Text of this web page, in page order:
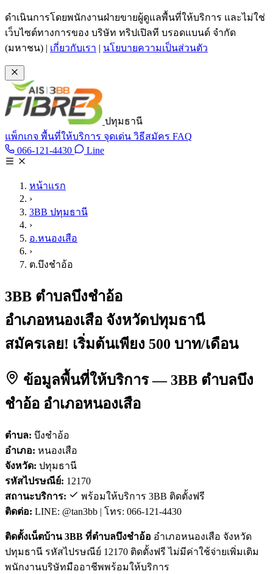
ข้ามไปเนื้อหาหลัก
ดำเนินการโดยพนักงานฝ่ายขายผู้ดูแลพื้นที่ให้บริการ และไม่ใช่
เว็บไซต์ทางการของ บริษัท ทริปเปิลที บรอดแบนด์ จำกัด
(มหาชน) | เกี่ยวกับเรา | นโยบายความเป็นส่วนตัว
ปทุมธานี
แพ็กเกจ พื้นที่ให้บริการ จุดเด่น วิธีสมัคร FAQ
066-121-4430 โทร 066-121-4430
LineLine @tan3bb
หน้าแรก
›
3BB ปทุมธานี
›
อ.หนองเสือ
›
ต.บึงชำอ้อ
3BB ตำบลบึงชำอ้อ
อำเภอหนองเสือ จังหวัดปทุมธานี
สมัครเลย! เริ่มต้นเพียง 500 บาท/เดือน
ข้อมูลพื้นที่ให้บริการ — 3BB ตำบลบึง
ชำอ้อ อำเภอหนองเสือ
ตำบล: บึงชำอ้อ
อำเภอ: หนองเสือ
จังหวัด: ปทุมธานี
รหัสไปรษณีย์: 12170
สถานะบริการ:
พร้อมให้บริการ 3BB ติดตั้งฟรี
ติดต่อ: LINE: @tan3bb | โทร: 066-121-4430
ติดตั้งเน็ตบ้าน 3BB ที่ตำบลบึงชำอ้อ อำเภอหนองเสือ จังหวัด
ปทุมธานี รหัสไปรษณีย์ 12170 ติดตั้งฟรี ไม่มีค่าใช้จ่ายเพิ่มเติม
พนักงานบริษัทมืออาชีพพร้อมให้บริการ